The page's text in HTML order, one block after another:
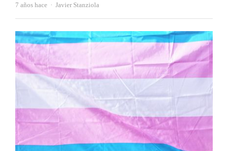
7 años hace Autor
Javier Stanziola